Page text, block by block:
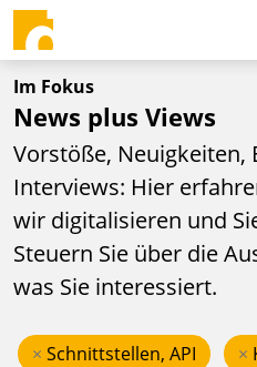
Im Fokus
News plus Views
Vorstöße, Neuigkeiten,
Interviews: Hier
wir digitalisieren und
Steuern Sie über die
was Sie interessiert.
× Schnittstellen, API ×